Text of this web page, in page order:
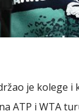
je kolege i
ATP i WTA